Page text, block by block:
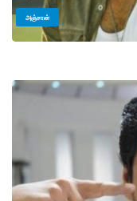
அஞ்சான்